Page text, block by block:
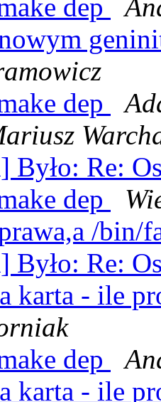
dep
dep
Re:
dep
/bin/
Re:
karta - ile
dep
karta - ile